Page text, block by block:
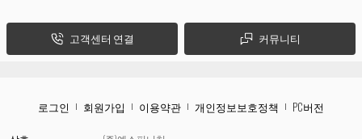
고객센터 연결 커뮤니티
로그인 회원가입 이용약관 개인정보보호정책 PC버전